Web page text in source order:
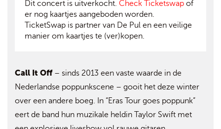
Dit concert is uitverkocht. Check Ticketswap of
er nog kaartjes aangeboden worden.
TicketSwap is partner van De Pul en een veilige
manier om kaartjes te (ver)kopen.
Call It Off– sinds 2013 een vaste waarde in de
Nederlandse poppunkscene – gooit het deze winter
over een andere boeg. In “Eras Tour goes poppunk”
eert de band hun muzikale heldin Taylor Swift met